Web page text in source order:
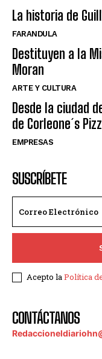
La historia de
FARANDULA
Destituyen a la
Moran
ARTE Y CULTURA
Desde la ciudad
de Corleone´s
EMPRESAS
SUSCRÍBETE
Acepto laPolítica
CONTÁCTANOS